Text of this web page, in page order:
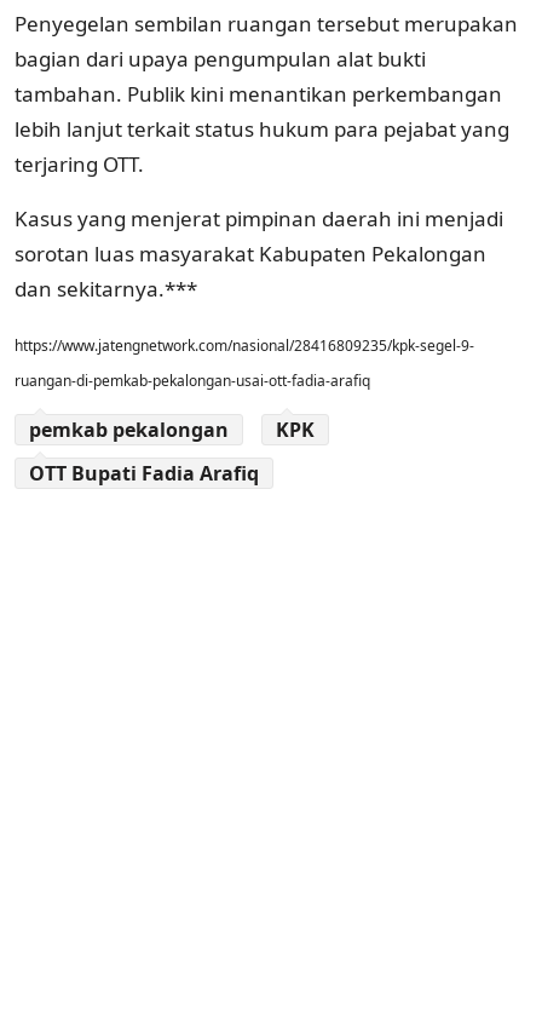
Penyegelan sembilan ruangan tersebut merupakan
bagian dari upaya pengumpulan alat bukti
tambahan. Publik kini menantikan perkembangan
lebih lanjut terkait status hukum para pejabat yang
terjaring OTT.
Kasus yang menjerat pimpinan daerah ini menjadi
sorotan luas masyarakat Kabupaten Pekalongan
dan sekitarnya.***
https://www.jatengnetwork.com/nasional/28416809235/kpk-segel-9-
ruangan-di-pemkab-pekalongan-usai-ott-fadia-arafiq
pemkab pekalongan
KPK
OTT Bupati Fadia Arafiq